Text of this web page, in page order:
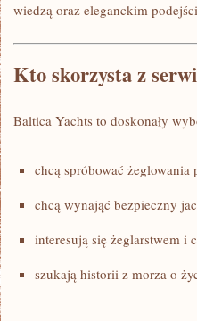
wiedzą oraz eleganckim
Kto skorzysta z
Baltica Yachts to doskonały
chcą spróbować żeglowania
chcą wynająć bezpieczny
interesują się żeglarstwem i
szukają historii z morza o